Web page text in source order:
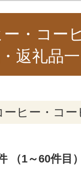
・コー
返礼品
ーヒー・コー
（1～60件目